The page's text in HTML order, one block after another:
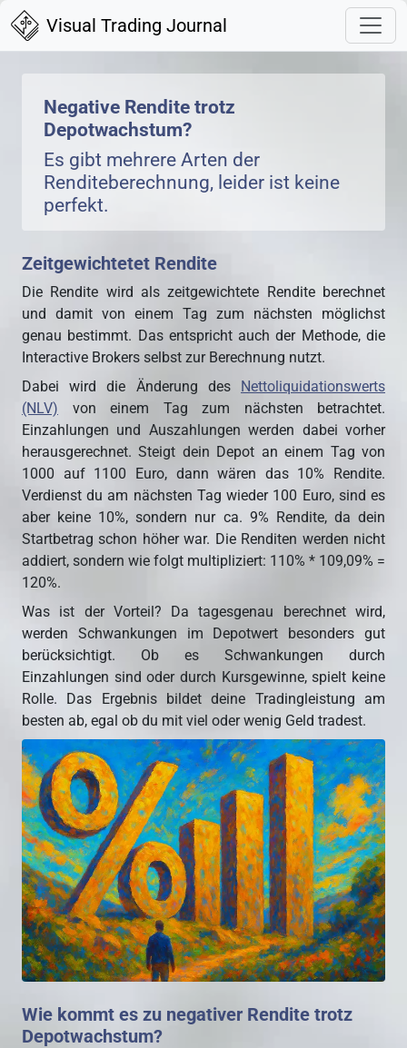
Visual Trading Journal
Negative Rendite trotz
Depotwachstum?
Es gibt mehrere Arten der
Renditeberechnung, leider ist keine
perfekt.
Zeitgewichtetet Rendite
Die Rendite wird als zeitgewichtete Rendite berechnet
und damit von einem Tag zum nächsten möglichst
genau bestimmt. Das entspricht auch der Methode, die
Interactive Brokers selbst zur Berechnung nutzt.
Dabei wird die Änderung des Nettoliquidationswerts
(NLV) von einem Tag zum nächsten betrachtet.
Einzahlungen und Auszahlungen werden dabei vorher
herausgerechnet. Steigt dein Depot an einem Tag von
1000 auf 1100 Euro, dann wären das 10% Rendite.
Verdienst du am nächsten Tag wieder 100 Euro, sind es
aber keine 10%, sondern nur ca. 9% Rendite, da dein
Startbetrag schon höher war. Die Renditen werden nicht
addiert, sondern wie folgt multipliziert: 110% * 109,09% =
120%.
Was ist der Vorteil? Da tagesgenau berechnet wird,
werden Schwankungen im Depotwert besonders gut
berücksichtigt. Ob es Schwankungen durch
Einzahlungen sind oder durch Kursgewinne, spielt keine
Rolle. Das Ergebnis bildet deine Tradingleistung am
besten ab, egal ob du mit viel oder wenig Geld tradest.
Wie kommt es zu negativer Rendite trotz
Depotwachstum?